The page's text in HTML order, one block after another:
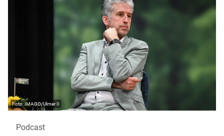
IMAGO/Ulmer II
Podcast